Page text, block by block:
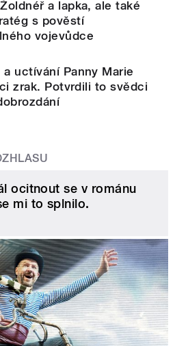
a lapka, ale také
s pověstí
vojevůdce
a uctívání Panny Marie
zrak. Potvrdili to svědci
ocitnout se v románu
mi to splnilo.